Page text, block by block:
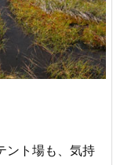
ント場も、気持